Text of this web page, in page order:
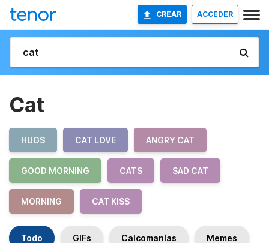
CREAR ACCEDER
Cat
HUGS CAT LOVE ANGRY CAT
GOOD MORNING CATS SAD CAT
MORNING CAT KISS
Todo GIFs Calcomanías Memes